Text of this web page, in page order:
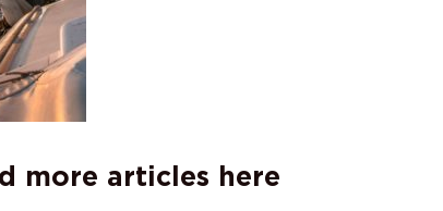
more articles here